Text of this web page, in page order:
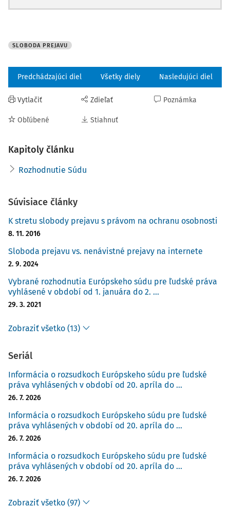
SLOBODA PREJAVU
Predchádzajúci diel Všetky diely Nasledujúci diel
Vytlačiť
Obľúbené
Zdieľať
Stiahnuť
Poznámka
Kapitoly článku
Rozhodnutie Súdu
Súvisiace články
K stretu slobody prejavu s právom na ochranu osobnosti
8. 11. 2016
Sloboda prejavu vs. nenávistné prejavy na internete
2. 9. 2024
Vybrané rozhodnutia Európskeho súdu pre ľudské práva
vyhlásené v období od 1. januára do 2. ...
29. 3. 2021
Zobraziť všetko (13)
Seriál
Informácia o rozsudkoch Európskeho súdu pre ľudské
práva vyhlásených v období od 20. apríla do ...
26. 7. 2026
Informácia o rozsudkoch Európskeho súdu pre ľudské
práva vyhlásených v období od 20. apríla do ...
26. 7. 2026
Informácia o rozsudkoch Európskeho súdu pre ľudské
práva vyhlásených v období od 20. apríla do ...
26. 7. 2026
Zobraziť všetko (97)